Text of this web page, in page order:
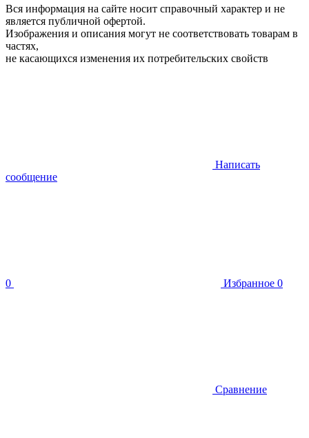
Вся информация на сайте носит справочный характер и не
является публичной офертой.
Изображения и описания могут не соответствовать товарам в
частях,
не касающихся изменения их потребительских свойств
Написать
сообщение
0 Избранное 0
Сравнение